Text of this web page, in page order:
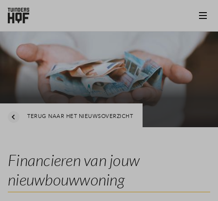
TERUG NAAR HET NIEUWSOVERZICHT
Financieren van jouw
nieuwbouwwoning